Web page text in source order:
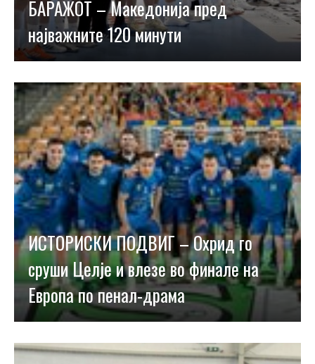
БАРАЖОТ – Македонија пред
најважните 120 минути
ИСТОРИСКИ ПОДВИГ – Охрид го
сруши Целје и влезе во финале на
Европа по пенал-драма